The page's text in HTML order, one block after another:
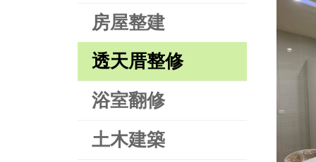
房屋整建
透天厝整修
浴室翻修
土木建築